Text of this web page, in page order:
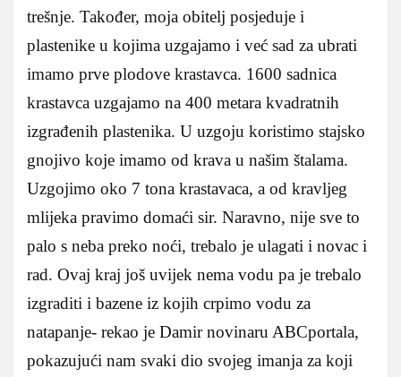
trešnje. Također, moja obitelj posjeduje i
plastenike u kojima uzgajamo i već sad za ubrati
imamo prve plodove krastavca. 1600 sadnica
krastavca uzgajamo na 400 metara kvadratnih
izgrađenih plastenika. U uzgoju koristimo stajsko
gnojivo koje imamo od krava u našim štalama.
Uzgojimo oko 7 tona krastavaca, a od kravljeg
mlijeka pravimo domaći sir. Naravno, nije sve to
palo s neba preko noći, trebalo je ulagati i novac i
rad. Ovaj kraj još uvijek nema vodu pa je trebalo
izgraditi i bazene iz kojih crpimo vodu za
natapanje- rekao je Damir novinaru ABCportala,
pokazujući nam svaki dio svojeg imanja za koji